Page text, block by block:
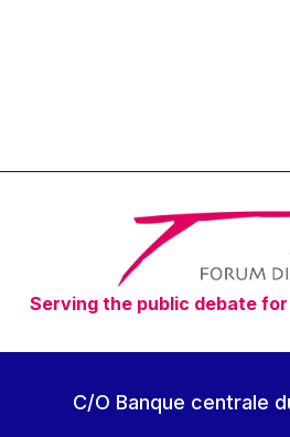
Timothy Radcliffe
Vaclav Klaus
Vassilios Skouris
Vítor Manuel da Silva
Viviane Reding
Walter Hagg
Serving the public debate
C/O Banque centrale